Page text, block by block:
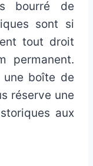
bourré de
sont si
tout droit
permanent.
une boîte de
réserve une
aux